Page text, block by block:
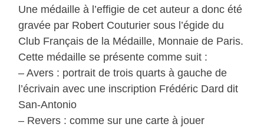
Une médaille à l’effigie de cet auteur a donc été
gravée par Robert Couturier sous l’égide du
Club Français de la Médaille, Monnaie de Paris.
Cette médaille se présente comme suit :
– Avers : portrait de trois quarts à gauche de
l’écrivain avec une inscription Frédéric Dard dit
San-Antonio
– Revers : comme sur une carte à jouer